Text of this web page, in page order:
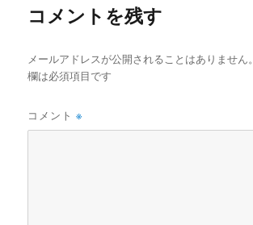
コメントを残す
メールアドレスが公開されることはありません。
欄は必須項目です
コメント※